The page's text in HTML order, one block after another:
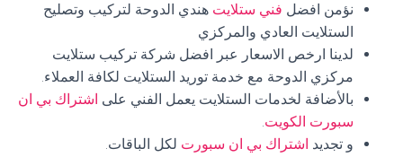
نؤمن افضل فني ستلايت هندي الدوحة لتركيب وتصليح
الستلايت العادي والمركزي
لدينا ارخص الاسعار عبر افضل شركة تركيب ستلايت
مركزي الدوحة مع خدمة توريد الستلايت لكافة العملاء.
بالأضافة لخدمات الستلايت يعمل الفني على اشتراك بي ان
سبورت الكويت.
و تجديد اشتراك بي ان سبورت لكل الباقات.